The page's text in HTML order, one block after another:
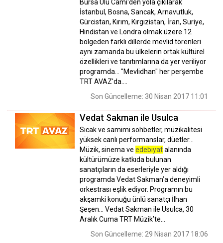
Bursa Ulu Cami'den yola çıkılarak
İstanbul, Bosna, Sancak, Arnavutluk,
Gürcistan, Kırım, Kırgızistan, İran, Suriye,
Hindistan ve Londra olmak üzere 12
bölgeden farklı dillerde mevlid törenleri
aynı zamanda bu ülkelerin ortak kültürel
özellikleri ve tanıtımlarına da yer veriliyor
programda... "Mevlidhan" her perşembe
TRT AVAZ'da....
Son Güncelleme: 30 Nisan 2017 11:01
Vedat Sakman ile Usulca
Sıcak ve samimi sohbetler, müzikalitesi
yüksek canlı performanslar, düetler…
Müzik, sinema ve edebiyatalanında
kültürümüze katkıda bulunan
sanatçıların da eserleriyle yer aldığı
programda Vedat Sakman’a deneyimli
orkestrası eşlik ediyor. Programın bu
akşamki konuğu ünlü sanatçı İlhan
Şeşen… Vedat Sakman ile Usulca, 30
Aralık Cuma TRT Müzik’te…
Son Güncelleme: 29 Nisan 2017 18:06